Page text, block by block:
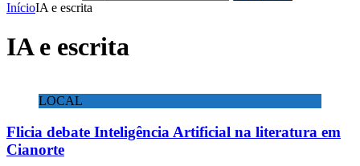
InícioIA e escrita
IA e escrita
LOCAL
Flicia debate Inteligência Artificial na literatura em
Cianorte